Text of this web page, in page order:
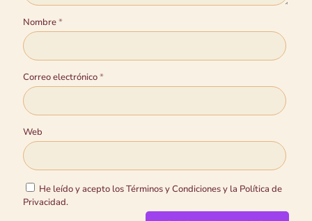
Nombre*
Correo electrónico*
Web
He leído y acepto los Términos y Condiciones y la Política de
Privacidad.